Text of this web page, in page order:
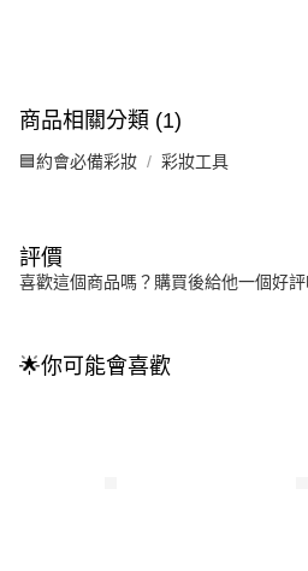
商品相關分類 (1)
🟦約會必備彩妝 彩妝工具
評價
喜歡這個商品嗎？購買後給他一個好評
🌟你可能會喜歡